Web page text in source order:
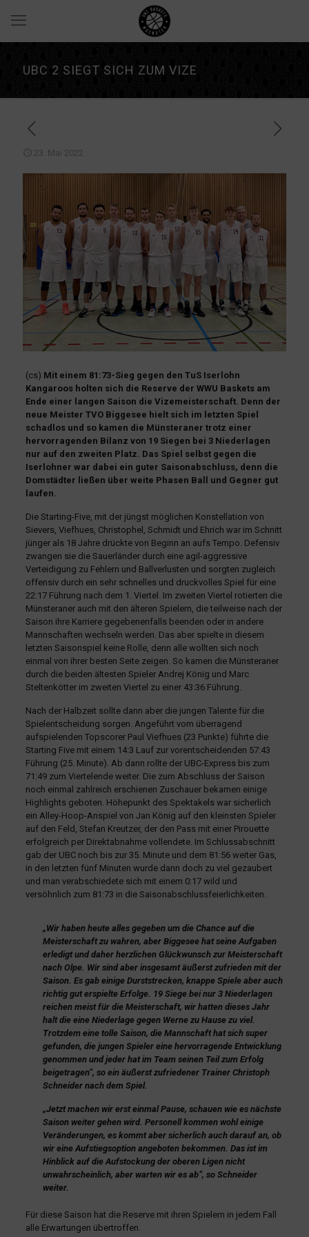
UBC 2 SIEGT SICH ZUM VIZE
23. Mai 2022
(cs) Mit einem 81:73-Sieg gegen den TuS Iserlohn
Kangaroos holten sich die Reserve der WWU Baskets am
Ende einer langen Saison die Vizemeisterschaft. Denn der
neue Meister TVO Biggesee hielt sich im letzten Spiel
schadlos und so kamen die Münsteraner trotz einer
hervorragenden Bilanz von 19 Siegen bei 3 Niederlagen
nur auf den zweiten Platz. Das Spiel selbst gegen die
Iserlohner war dabei ein guter Saisonabschluss, denn die
Domstädter ließen über weite Phasen Ball und Gegner gut
laufen.
Die Starting-Five, mit der jüngst möglichen Konstellation von
Sievers, Viefhues, Christophel, Schmidt und Ehrich war im Schnitt
jünger als 18 Jahre drückte von Beginn an aufs Tempo. Defensiv
zwangen sie die Sauerländer durch eine agil-aggressive
Verteidigung zu Fehlern und Ballverlusten und sorgten zugleich
offensiv durch ein sehr schnelles und druckvolles Spiel für eine
22:17 Führung nach dem 1. Viertel. Im zweiten Viertel rotierten die
Münsteraner auch mit den älteren Spielern, die teilweise nach der
Saison ihre Karriere gegebenenfalls beenden oder in andere
Mannschaften wechseln werden. Das aber spielte in diesem
letzten Saisonspiel keine Rolle, denn alle wollten sich noch
einmal von ihrer besten Seite zeigen. So kamen die Münsteraner
durch die beiden ältesten Spieler Andrej König und Marc
Steltenkötter im zweiten Viertel zu einer 43:36 Führung.
Nach der Halbzeit sollte dann aber die jungen Talente für die
Spielentscheidung sorgen. Angeführt vom überragend
aufspielenden Topscorer Paul Viefhues (23 Punkte) führte die
Starting Five mit einem 14:3 Lauf zur vorentscheidenden 57:43
Führung (25. Minute). Ab dann rollte der UBC-Express bis zum
71:49 zum Viertelende weiter. Die zum Abschluss der Saison
noch einmal zahlreich erschienen Zuschauer bekamen einige
Highlights geboten. Höhepunkt des Spektakels war sicherlich
ein Alley-Hoop-Anspiel von Jan König auf den kleinsten Spieler
auf den Feld, Stefan Kreutzer, der den Pass mit einer Pirouette
erfolgreich per Direktabnahme vollendete. Im Schlussabschnitt
gab der UBC noch bis zur 35. Minute und dem 81:56 weiter Gas,
in den letzten fünf Minuten wurde dann doch zu viel gezaubert
und man verabschiedete sich mit einem 0:17 wild und
versöhnlich zum 81:73 in die Saisonabschlussfeierlichkeiten.
„Wir haben heute alles gegeben um die Chance auf die
Meisterschaft zu wahren, aber Biggesee hat seine Aufgaben
erledigt und daher herzlichen Glückwunsch zur Meisterschaft
nach Olpe. Wir sind aber insgesamt äußerst zufrieden mit der
Saison. Es gab einige Durststrecken, knappe Spiele aber auch
richtig gut erspielte Erfolge. 19 Siege bei nur 3 Niederlagen
reichen meist für die Meisterschaft, wir hatten dieses Jahr
halt die eine Niederlage gegen Werne zu Hause zu viel.
Trotzdem eine tolle Saison, die Mannschaft hat sich super
gefunden, die jungen Spieler eine hervorragende Entwicklung
genommen und jeder hat im Team seinen Teil zum Erfolg
beigetragen“, so ein äußerst zufriedener Trainer Christoph
Schneider nach dem Spiel.
„Jetzt machen wir erst einmal Pause, schauen wie es nächste
Saison weiter gehen wird. Personell kommen wohl einige
Veränderungen, es kommt aber sicherlich auch darauf an, ob
wir eine Aufstiegsoption angeboten bekommen. Das ist im
Hinblick auf die Aufstockung der oberen Ligen nicht
unwahrscheinlich, aber warten wir es ab“, so Schneider
weiter.
Für diese Saison hat die Reserve mit ihren Spielern in jedem Fall
alle Erwartungen übertroffen.